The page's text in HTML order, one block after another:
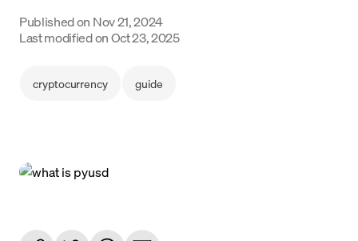
Published on Nov 21, 2024
Last modified onOct 23, 2025
cryptocurrency guide